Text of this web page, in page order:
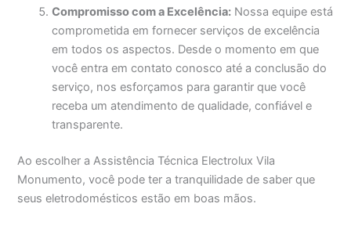
Compromisso com a Excelência: Nossa equipe está
comprometida em fornecer serviços de excelência
em todos os aspectos. Desde o momento em que
você entra em contato conosco até a conclusão do
serviço, nos esforçamos para garantir que você
receba um atendimento de qualidade, confiável e
transparente.
Ao escolher a Assistência Técnica Electrolux Vila
Monumento, você pode ter a tranquilidade de saber que
seus eletrodomésticos estão em boas mãos.